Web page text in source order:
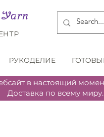
РУКОДЕЛИЕ
в настоящий
Доставка по всему